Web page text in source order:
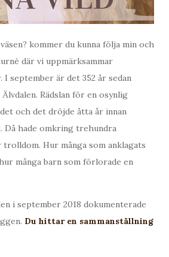
kommer du kunna följa min och
där vi uppmärksammar
I september är det 352 år sedan
Rädslan för en osynlig
och det dröjde åtta år innan
Då hade omkring trehundra
Hur många som anklagats
många barn som förlorade en
i september 2018 dokumenterade
Du hittar en sammanställning